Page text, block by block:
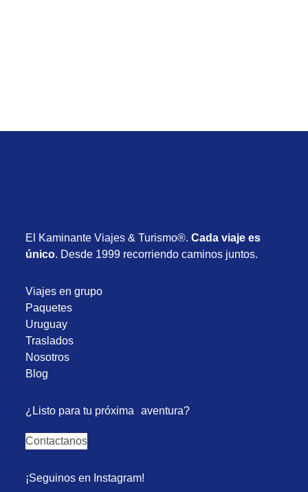
El Kaminante Viajes & Turismo®.Cada viaje es
único. Desde 1999 recorriendo caminos juntos.
Viajes en grupo
Paquetes
Uruguay
Traslados
Nosotros
Blog
¿Listo para tu próxima aventura?
Contactanos
¡Seguinos en Instagram!